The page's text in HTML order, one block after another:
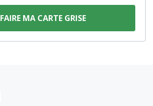
FAIRE MA CARTE GRISE